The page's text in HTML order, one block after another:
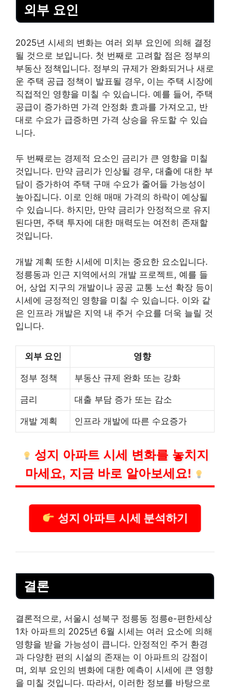
외부 요인
2025년 시세의 변화는 여러 외부 요인에 의해 결정
될 것으로 보입니다. 첫 번째로 고려할 점은 정부의
부동산 정책입니다. 정부의 규제가 완화되거나 새로
운 주택 공급 정책이 발표될 경우, 이는 주택 시장에
직접적인 영향을 미칠 수 있습니다. 예를 들어, 주택
공급이 증가하면 가격 안정화 효과를 가져오고, 반
대로 수요가 급증하면 가격 상승을 유도할 수 있습
니다.
두 번째로는 경제적 요소인 금리가 큰 영향을 미칠
것입니다. 만약 금리가 인상될 경우, 대출에 대한 부
담이 증가하여 주택 구매 수요가 줄어들 가능성이
높아집니다. 이로 인해 매매 가격의 하락이 예상될
수 있습니다. 하지만, 만약 금리가 안정적으로 유지
된다면, 주택 투자에 대한 매력도는 여전히 존재할
것입니다.
개발 계획 또한 시세에 미치는 중요한 요소입니다.
정릉동과 인근 지역에서의 개발 프로젝트, 예를 들
어, 상업 지구의 개발이나 공공 교통 노선 확장 등이
시세에 긍정적인 영향을 미칠 수 있습니다. 이와 같
은 인프라 개발은 지역 내 주거 수요를 더욱 늘릴 것
입니다.
외부 요인 영향
정부 정책 부동산 규제 완화 또는 강화
금리 대출 부담 증가 또는 감소
개발 계획 인프라 개발에 따른 수요증가
성지 아파트 시세 변화를 놓치지
마세요, 지금 바로 알아보세요!
성지 아파트 시세 분석하기
결론
결론적으로, 서울시 성북구 정릉동 정릉e-편한세상
1차 아파트의 2025년 6월 시세는 여러 요소에 의해
영향을 받을 가능성이 큽니다. 안정적인 주거 환경
과 다양한 편의 시설의 존재는 이 아파트의 강점이
며, 외부 요인의 변화에 대한 예측이 시세에 큰 영향
을 미칠 것입니다. 따라서, 이러한 정보를 바탕으로